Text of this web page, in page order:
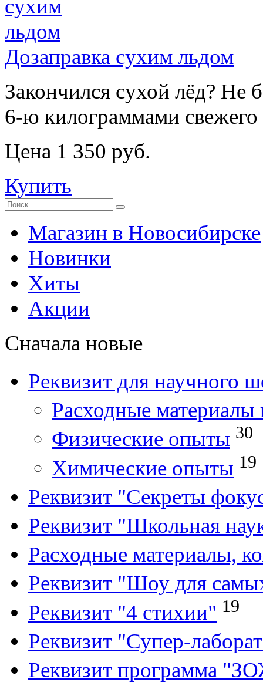
Дозаправка сухим льдом
Закончился сухой лёд?
6-ю килограммами свежего
Цена 1 350 руб.
Купить
Магазин в Новосибирске
Новинки
Хиты
Акции
Сначала новые
Реквизит для научного
Расходные материалы
Физические опыты 30
Химические опыты 19
Реквизит "Секреты
Реквизит "Школьная
Расходные материалы,
Реквизит "Шоу для
Реквизит "4 стихии" 19
Реквизит "Супер-
Реквизит программа